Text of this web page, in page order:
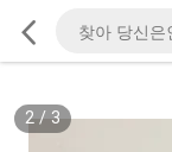
2/3